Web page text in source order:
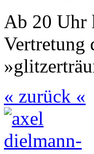
Ab 20 Uhr
Vertretung
« zurück «